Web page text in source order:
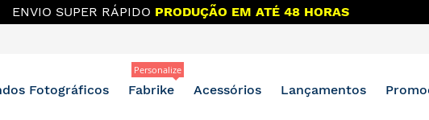
ENVIO SUPER RÁPIDO PRODUÇÃO EM ATÉ 48 HORAS
Fotográficos Fabrike
Personalize
Acessórios Lançamentos